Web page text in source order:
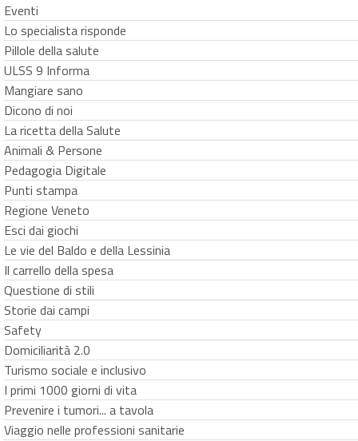
Eventi
Lo specialista risponde
Pillole della salute
ULSS 9 Informa
Mangiare sano
Dicono di noi
La ricetta della Salute
Animali & Persone
Pedagogia Digitale
Punti stampa
Regione Veneto
Esci dai giochi
Le vie del Baldo e della Lessinia
Il carrello della spesa
Questione di stili
Storie dai campi
Safety
Domiciliarità 2.0
Turismo sociale e inclusivo
I primi 1000 giorni di vita
Prevenire i tumori... a tavola
Viaggio nelle professioni sanitarie